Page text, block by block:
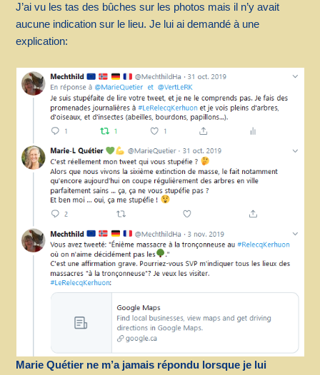
J’ai vu les tas des bûches sur les photos mais il n’y avait
aucune indication sur le lieu. Je lui ai demandé à une
explication:
Marie Quétier ne m’a jamais répondu lorsque je lui